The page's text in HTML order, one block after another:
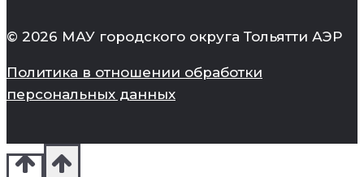
© 2026 МАУ городского округа Тольятти АЭР
Политика в отношении обработки
персональных данных